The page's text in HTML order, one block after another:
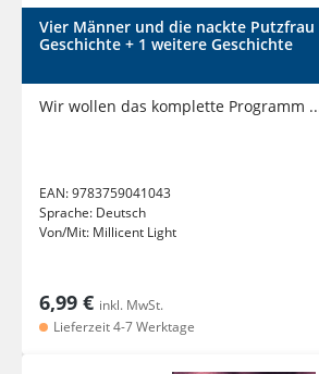
Vier Männer und die nackte
Geschichte + 1 weitere Geschichte
Wir wollen das komplette Programm
EAN:9783759041043
Sprache: Deutsch
Von/Mit: Millicent Light
6,99 € inkl. MwSt.
Lieferzeit 4-7 Werktage